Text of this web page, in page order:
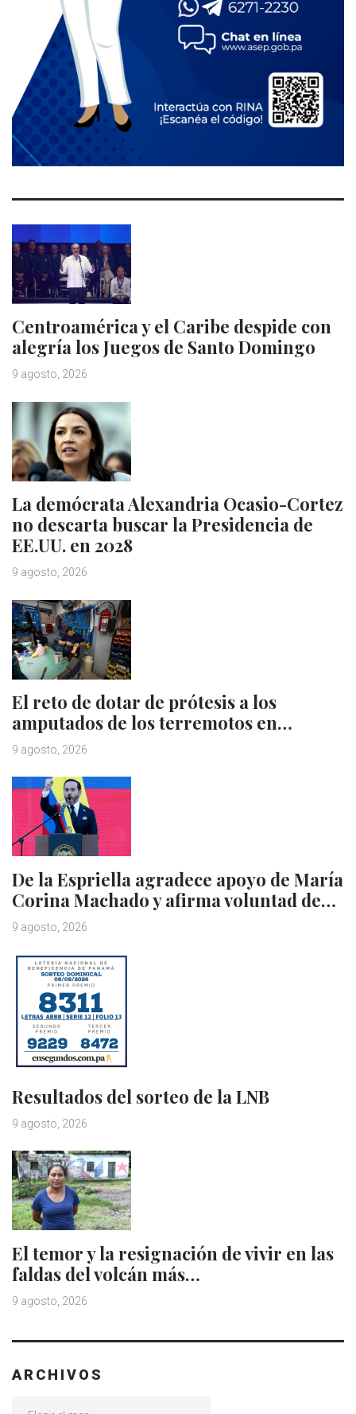
Centroamérica y el Caribe despide con
alegría los Juegos de Santo Domingo
9 agosto, 2026
La demócrata Alexandria Ocasio-Cortez
no descarta buscar la Presidencia de
EE.UU. en 2028
9 agosto, 2026
El reto de dotar de prótesis a los
amputados de los terremotos en…
9 agosto, 2026
De la Espriella agradece apoyo de María
Corina Machado y afirma voluntad de…
9 agosto, 2026
Resultados del sorteo de la LNB
9 agosto, 2026
El temor y la resignación de vivir en las
faldas del volcán más…
9 agosto, 2026
ARCHIVOS